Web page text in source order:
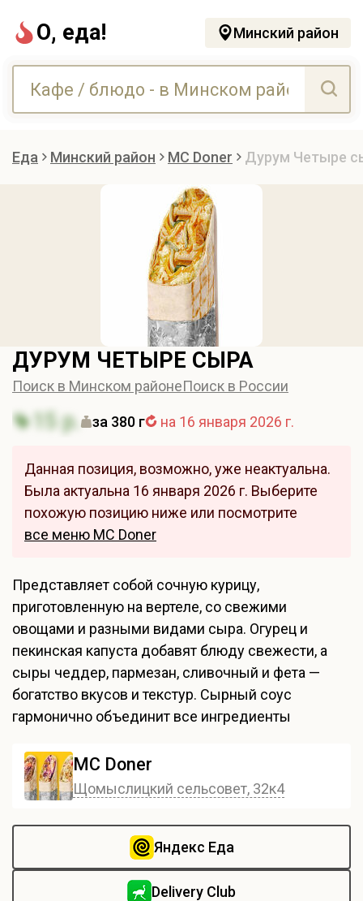
О, еда! Минский район
Еда Минский район MC Doner Дурум Четыре
ДУРУМ ЧЕТЫРЕ СЫРА
Поиск в Минском районеПоиск в России
15 р. за 380 г на 16 января 2026 г.
Данная позиция, возможно, уже неактуальна.
Была актуальна 16 января 2026 г. Выберите
похожую позицию ниже или посмотрите
все меню MC Doner
Представляет собой сочную курицу,
приготовленную на вертеле, со свежими
овощами и разными видами сыра. Огурец и
пекинская капуста добавят блюду свежести, а
сыры чеддер, пармезан, сливочный и фета —
богатство вкусов и текстур. Сырный соус
гармонично объединит все ингредиенты
MC Doner
Щомыслицкий сельсовет, 32к4
Яндекс Еда
Delivery Club